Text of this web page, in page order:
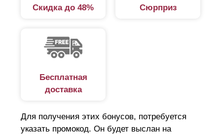
Скидка до 48% Сюрприз
Бесплатная
доставка
Для получения этих бонусов, потребуется
указать промокод. Он будет выслан на